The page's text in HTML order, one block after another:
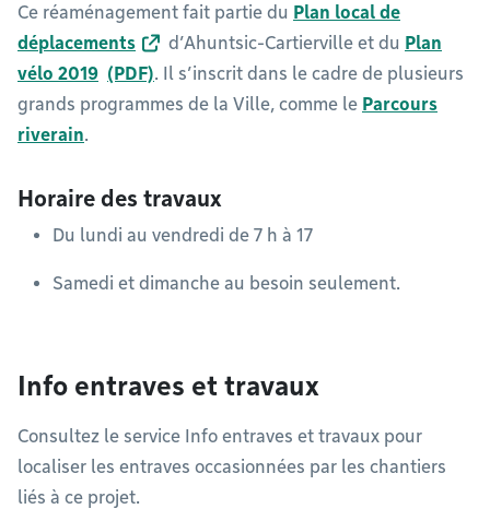
Ce réaménagement fait partie du Plan local de
déplacements
d’Ahuntsic-Cartierville et du Plan
vélo 2019
. Il s’inscrit dans le cadre de plusieurs
grands programmes de la Ville, comme le Parcours
riverain.
Horaire des travaux
Du lundi au vendredi de 7 h à 17
Samedi et dimanche au besoin seulement.
Info entraves et travaux
Consultez le service Info entraves et travaux pour
localiser les entraves occasionnées par les chantiers
liés à ce projet.